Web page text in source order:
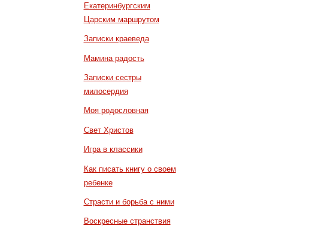
Екатеринбургским
Царским маршрутом
Записки краеведа
Мамина радость
Записки сестры
милосердия
Моя родословная
Свет Христов
Игра в классики
Как писать книгу о своем
ребенке
Страсти и борьба с ними
Воскресные странствия